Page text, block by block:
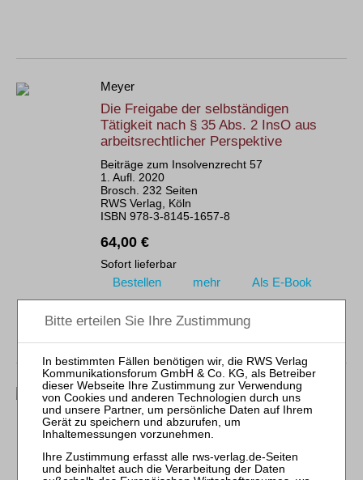
Meyer
Die Freigabe der selbständigen
Tätigkeit nach § 35 Abs. 2 InsO aus
arbeitsrechtlicher Perspektive
Beiträge zum Insolvenzrecht 57
1. Aufl. 2020
Brosch. 232 Seiten
RWS Verlag, Köln
ISBN 978-3-8145-1657-8
64,00 €
Sofort lieferbar
Bestellen mehr Als E-Book
Born
GmbH-Recht
Höchstrichterliche Rechtsprechung
RWS-Skript 324
2., neu bearb. Aufl. 2020